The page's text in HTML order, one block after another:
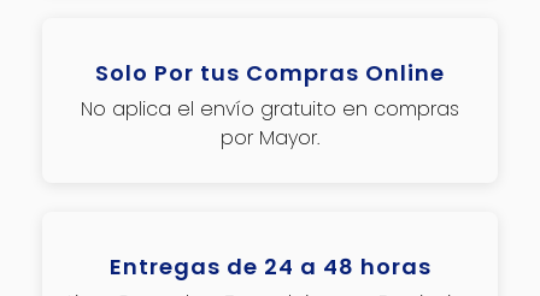
Solo Por tus Compras Online
No aplica el envío gratuito en compras
por Mayor.
Entregas de 24 a 48 horas